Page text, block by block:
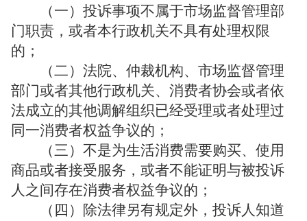
（一）投诉事项不属于市场监督管理部
门职责，或者本行政机关不具有处理权限
的；
（二）法院、仲裁机构、市场监督管理
部门或者其他行政机关、消费者协会或者依
法成立的其他调解组织已经受理或者处理过
同一消费者权益争议的；
（三）不是为生活消费需要购买、使用
商品或者接受服务，或者不能证明与被投诉
人之间存在消费者权益争议的；
（四）除法律另有规定外，投诉人知道